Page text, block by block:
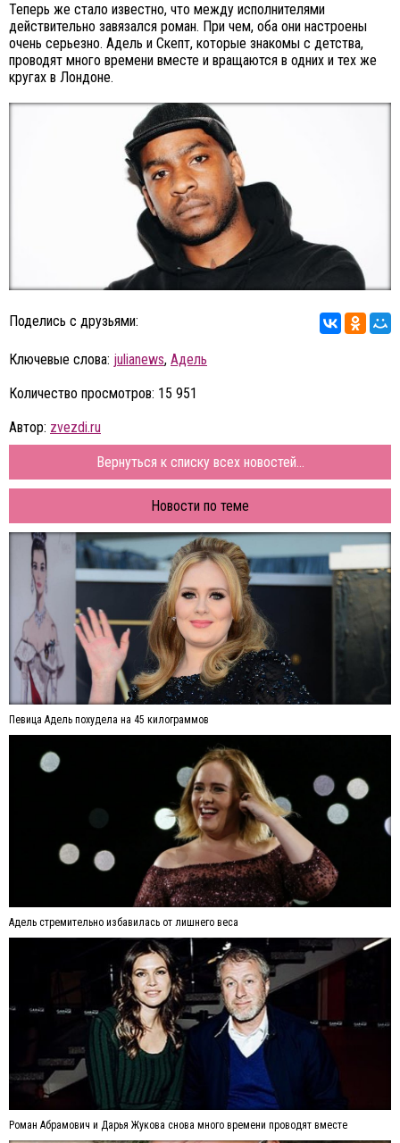
Теперь же стало известно, что между исполнителями
действительно завязался роман. При чем, оба они настроены
очень серьезно. Адель и Скепт, которые знакомы с детства,
проводят много времени вместе и вращаются в одних и тех же
кругах в Лондоне.
Поделись с друзьями:
Ключевые слова: julianews, Адель
Количество просмотров: 15 951
Автор: zvezdi.ru
Вернуться к списку всех новостей...
Новости по теме
Певица Адель похудела на 45 килограммов
Адель стремительно избавилась от лишнего веса
Роман Абрамович и Дарья Жукова снова много времени проводят вместе